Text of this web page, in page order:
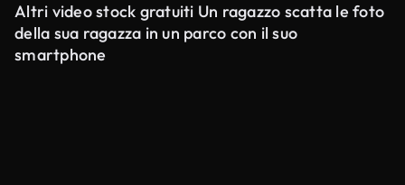
Altri video stock gratuiti Un ragazzo scatta le foto
della sua ragazza in un parco con il suo
smartphone